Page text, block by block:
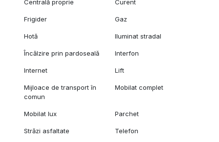
Centrală proprie Curent
Frigider Gaz
Hotă Iluminat stradal
Încălzire prin pardoseală Interfon
Internet Lift
Mijloace de transport în
comun
Mobilat complet
Mobilat lux Parchet
Străzi asfaltate Telefon